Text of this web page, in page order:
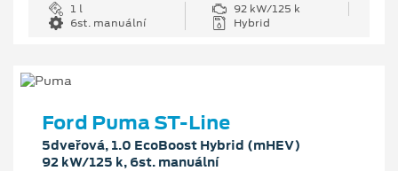
1 l
92 kW/125 k
6st. manuální
Hybrid
Ford Puma ST-Line
5dveřová, 1.0 EcoBoost Hybrid (mHEV)
92 kW/125 k, 6st. manuální